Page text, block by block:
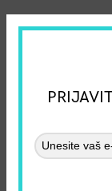
GRATIS tisak